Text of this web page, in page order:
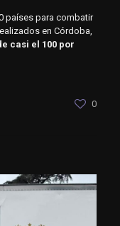
países para combatir
en Córdoba,
casi el 100 por
0